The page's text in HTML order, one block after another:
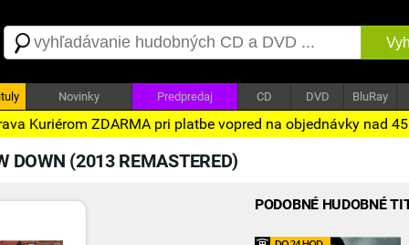
Novinky Predpredaj CD DVD BluRay
Kuriérom ZDARMA pri platbe vopred na objednávky nad 45
DOWN (2013 REMASTERED)
PODOBNÉ HUDOBNÉ